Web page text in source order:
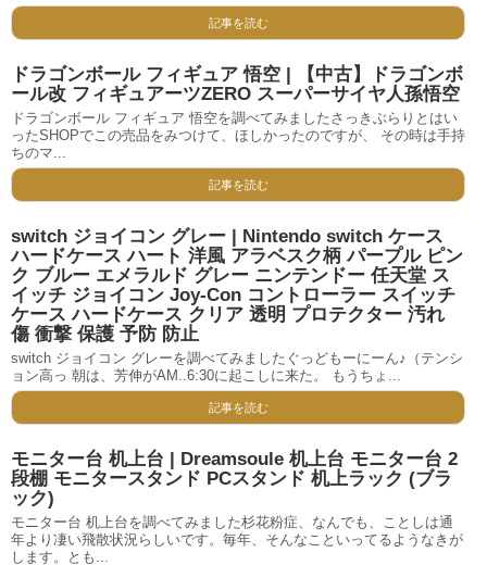
記事を読む
ドラゴンボール フィギュア 悟空 | 【中古】ドラゴンボ
ール改 フィギュアーツZERO スーパーサイヤ人孫悟空
ドラゴンボール フィギュア 悟空を調べてみましたさっきぶらりとはい
ったSHOPでこの売品をみつけて、ほしかったのですが、 その時は手持
ちのマ...
記事を読む
switch ジョイコン グレー | Nintendo switch ケース
ハードケース ハート 洋風 アラベスク柄 パープル ピン
ク ブルー エメラルド グレー ニンテンドー 任天堂 ス
イッチ ジョイコン Joy-Con コントローラー スイッチ
ケース ハードケース クリア 透明 プロテクター 汚れ
傷 衝撃 保護 予防 防止
switch ジョイコン グレーを調べてみましたぐっどもーにーん♪（テンシ
ョン高っ 朝は、芳伸がAM..6:30に起こしに来た。 もうちょ...
記事を読む
モニター台 机上台 | Dreamsoule 机上台 モニター台 2
段棚 モニタースタンド PCスタンド 机上ラック (ブラ
ック)
モニター台 机上台を調べてみました杉花粉症、なんでも、ことしは通
年より凄い飛散状況らしいです。毎年、そんなこといってるようなきが
します。とも...